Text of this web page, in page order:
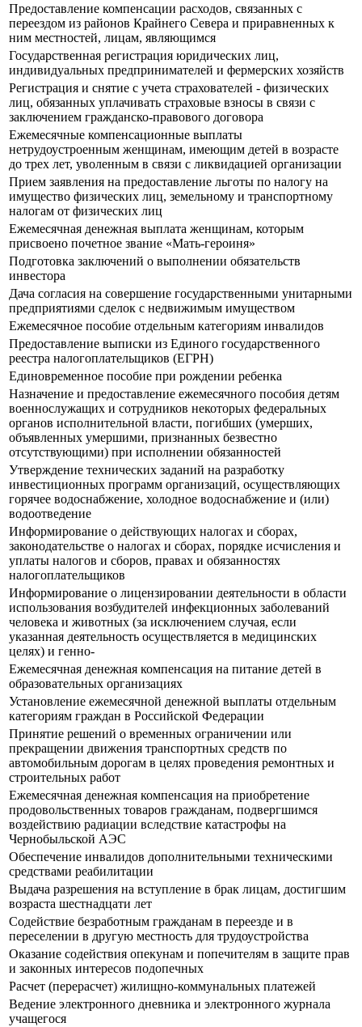
Предоставление компенсации расходов, связанных с
переездом из районов Крайнего Севера и приравненных к
ним местностей, лицам, являющимся
Государственная регистрация юридических лиц,
индивидуальных предпринимателей и фермерских хозяйств
Регистрация и снятие с учета страхователей - физических
лиц, обязанных уплачивать страховые взносы в связи с
заключением гражданско-правового договора
Ежемесячные компенсационные выплаты
нетрудоустроенным женщинам, имеющим детей в возрасте
до трех лет, уволенным в связи с ликвидацией организации
Прием заявления на предоставление льготы по налогу на
имущество физических лиц, земельному и транспортному
налогам от физических лиц
Ежемесячная денежная выплата женщинам, которым
присвоено почетное звание «Мать-героиня»
Подготовка заключений о выполнении обязательств
инвестора
Дача согласия на совершение государственными унитарными
предприятиями сделок с недвижимым имуществом
Ежемесячное пособие отдельным категориям инвалидов
Предоставление выписки из Единого государственного
реестра налогоплательщиков (ЕГРН)
Единовременное пособие при рождении ребенка
Назначение и предоставление ежемесячного пособия детям
военнослужащих и сотрудников некоторых федеральных
органов исполнительной власти, погибших (умерших,
объявленных умершими, признанных безвестно
отсутствующими) при исполнении обязанностей
Утверждение технических заданий на разработку
инвестиционных программ организаций, осуществляющих
горячее водоснабжение, холодное водоснабжение и (или)
водоотведение
Информирование о действующих налогах и сборах,
законодательстве о налогах и сборах, порядке исчисления и
уплаты налогов и сборов, правах и обязанностях
налогоплательщиков
Информирование о лицензировании деятельности в области
использования возбудителей инфекционных заболеваний
человека и животных (за исключением случая, если
указанная деятельность осуществляется в медицинских
целях) и генно-
Ежемесячная денежная компенсация на питание детей в
образовательных организациях
Установление ежемесячной денежной выплаты отдельным
категориям граждан в Российской Федерации
Принятие решений о временных ограничении или
прекращении движения транспортных средств по
автомобильным дорогам в целях проведения ремонтных и
строительных работ
Ежемесячная денежная компенсация на приобретение
продовольственных товаров гражданам, подвергшимся
воздействию радиации вследствие катастрофы на
Чернобыльской АЭС
Обеспечение инвалидов дополнительными техническими
средствами реабилитации
Выдача разрешения на вступление в брак лицам, достигшим
возраста шестнадцати лет
Содействие безработным гражданам в переезде и в
переселении в другую местность для трудоустройства
Оказание содействия опекунам и попечителям в защите прав
и законных интересов подопечных
Расчет (перерасчет) жилищно-коммунальных платежей
Ведение электронного дневника и электронного журнала
учащегося